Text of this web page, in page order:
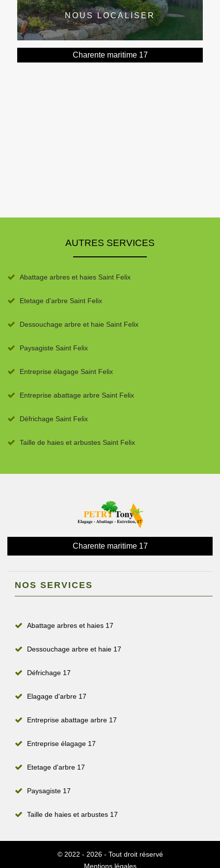
NOUS LOCALISER
Charente maritime 17
AUTRES SERVICES
Abattage arbres et haies Saint Felix
Etetage d'arbre Saint Felix
Dessouchage arbre et haie Saint Felix
Paysagiste Saint Felix
Entreprise élagage Saint Felix
Entreprise abattage arbre Saint Felix
Défrichage Saint Felix
Taille de haies et arbustes Saint Felix
Charente maritime 17
NOS SERVICES
Abattage arbres et haies 17
Dessouchage arbre et haie 17
Défrichage 17
Elagage d'arbre 17
Entreprise abattage arbre 17
Entreprise élagage 17
Etetage d'arbre 17
Paysagiste 17
Taille de haies et arbustes 17
© 2022 - 2026 - Tout droit réservé
Mentions légales